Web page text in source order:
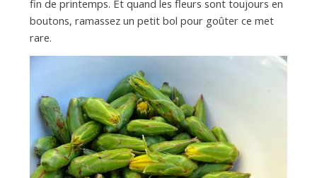
fin de printemps. Et quand les fleurs sont toujours en
boutons, ramassez un petit bol pour goûter ce met
rare.